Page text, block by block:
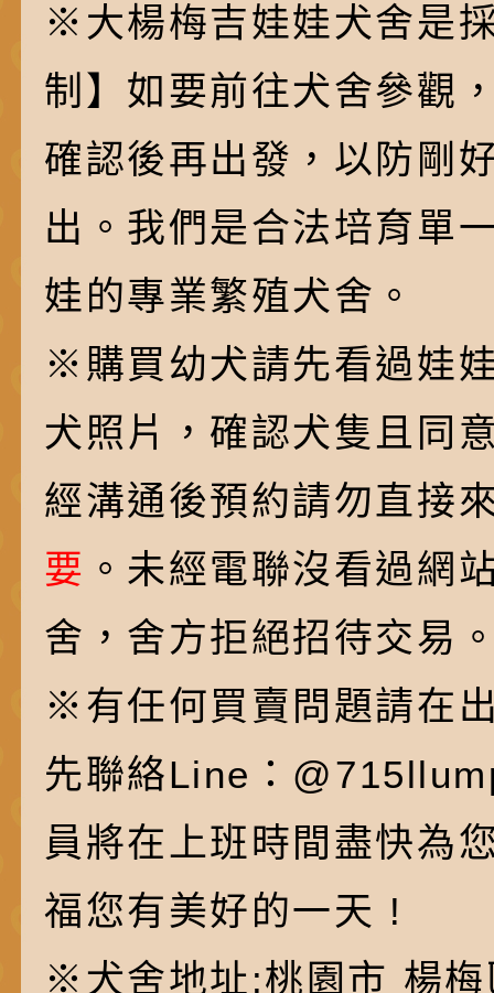
※大楊梅吉娃娃犬舍是
制】如要前往犬舍參觀
確認後再出發，以防剛
出。我們是合法培育單
娃的專業繁殖犬舍。
※購買幼犬請先看過娃
犬照片，確認犬隻且同
經溝通後預約請勿直接
要 。未經電聯沒看過網
舍，舍方拒絕招待交易
※有任何買賣問題請在
先聯絡Line：
員將在上班時間盡快為
福您有美好的一天 !
※犬舍地址:桃園市 楊